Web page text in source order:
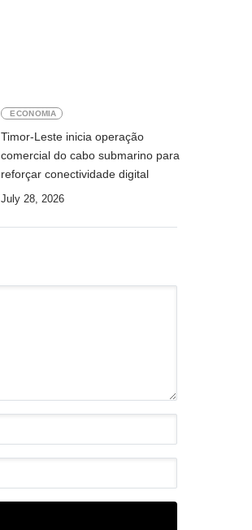
ECONOMIA
Timor-Leste inicia operação
comercial do cabo submarino para
reforçar conectividade digital
July 28, 2026